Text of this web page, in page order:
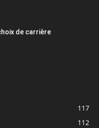
de carrière
117
112